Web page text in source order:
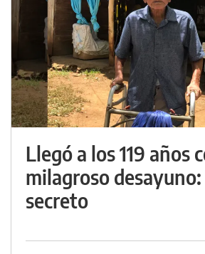
Llegó a los 119 años
milagroso desayuno:
secreto